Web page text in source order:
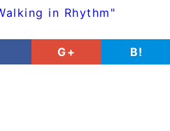
in Rhythm"
G+ B!